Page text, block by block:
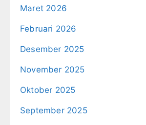
Maret 2026
Februari 2026
Desember 2025
November 2025
Oktober 2025
September 2025